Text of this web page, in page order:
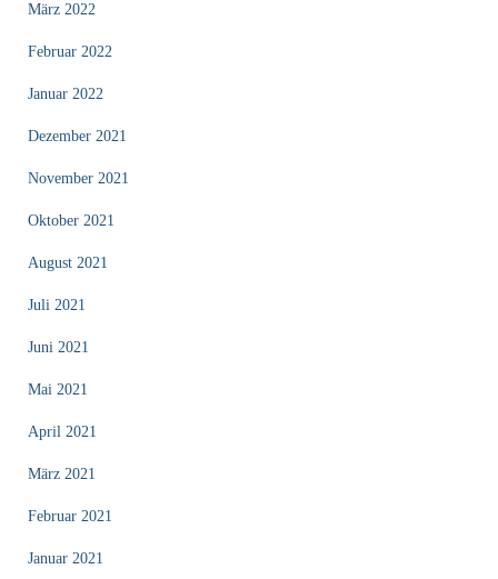
März 2022
Februar 2022
Januar 2022
Dezember 2021
November 2021
Oktober 2021
August 2021
Juli 2021
Juni 2021
Mai 2021
April 2021
März 2021
Februar 2021
Januar 2021